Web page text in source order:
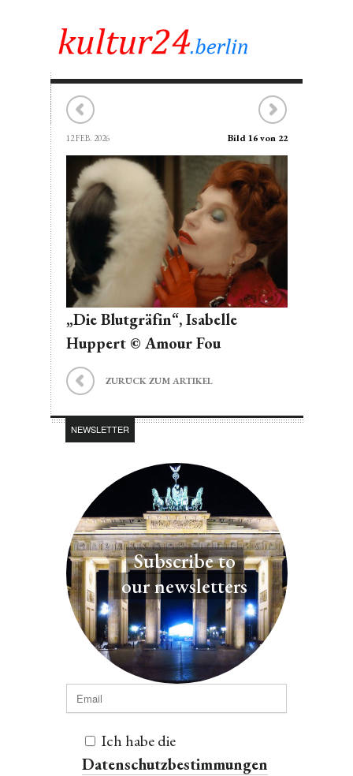
12 FEB. 2026 Bild 16 von 22
„Die Blutgräfin“, Isabelle
Huppert © Amour Fou
ZURÜCK ZUM ARTIKEL
NEWSLETTER
Subscribe to
our newsletters
Ich habe die
Datenschutzbestimmungen